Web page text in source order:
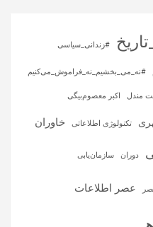
#زندانی_سیاسی
#نه_می_بخشیم_نه_فراموش_می‌کنیم
مندل اکبر معصوم‌بیگی
تکنولوژی اطلاعاتی خاوران
دوران سازمان‌یابی
عصر اطلاعات